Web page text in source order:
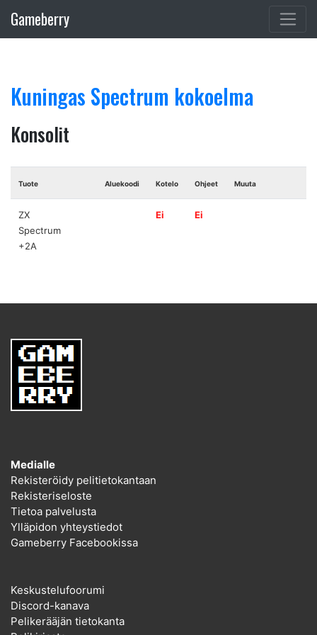
Gameberry
Kuningas Spectrum kokoelma
Konsolit
Tuote Aluekoodi Kotelo Ohjeet Muuta
ZX
Spectrum
+2A
Ei Ei
Medialle
Rekisteröidy pelitietokantaan
Rekisteriseloste
Tietoa palvelusta
Ylläpidon yhteystiedot
Gameberry Facebookissa
Keskustelufoorumi
Discord-kanava
Pelikerääjän tietokanta